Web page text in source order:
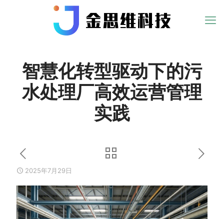
智慧化转型驱动下的污
水处理厂高效运营管理
实践
2025年7月29日